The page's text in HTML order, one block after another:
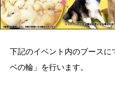
下記のイベント内のブースに
ベの輪」を行います。